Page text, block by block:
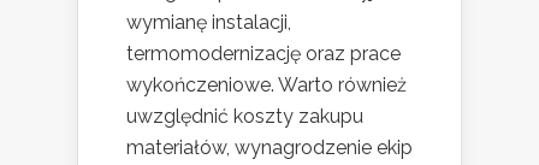
wymianę instalacji,
termomodernizację oraz prace
wykończeniowe. Warto również
uwzględnić koszty zakupu
materiałów, wynagrodzenie ekip